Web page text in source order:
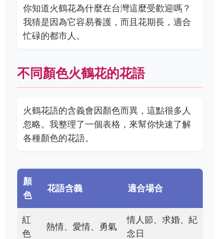
你知道火鶴花為什麼在台灣這麼受歡迎嗎？
我猜是因為它容易養護，而且花期長，適合
忙碌的都市人。
不同顏色火鶴花的花語
火鶴花語的含義會因顏色而異，這點很多人
忽略。我整理了一個表格，來幫你快速了解
各種顏色的花語。
顏
色
花語含義 適合場合
紅
色
熱情、愛情、勇氣
情人節、求婚、紀
念日